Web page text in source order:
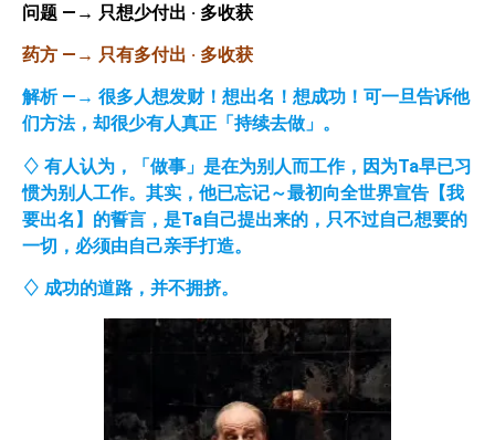
问题 —→ 只想少付出 · 多收获
药方 —→ 只有多付出 · 多收获
解析 —→ 很多人想发财！想出名！想成功！可一旦告诉他
们方法，却很少有人真正「持续去做」。
♢ 有人认为，「做事」是在为别人而工作，因为Ta早已习
惯为别人工作。其实，他已忘记～最初向全世界宣告【我
要出名】的誓言，是Ta自己提出来的，只不过自己想要的
一切，必须由自己亲手打造。
♢ 成功的道路，并不拥挤。